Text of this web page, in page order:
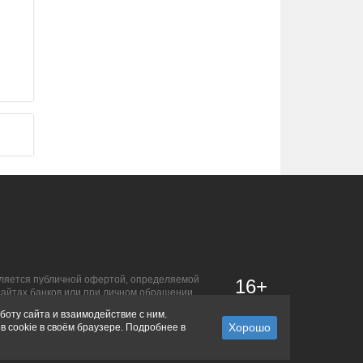
публичной офертой, определяемой
банков или при личном обращении.
16+
сайта и взаимодействие с ним.
cookie в своём браузере. Подробнее в